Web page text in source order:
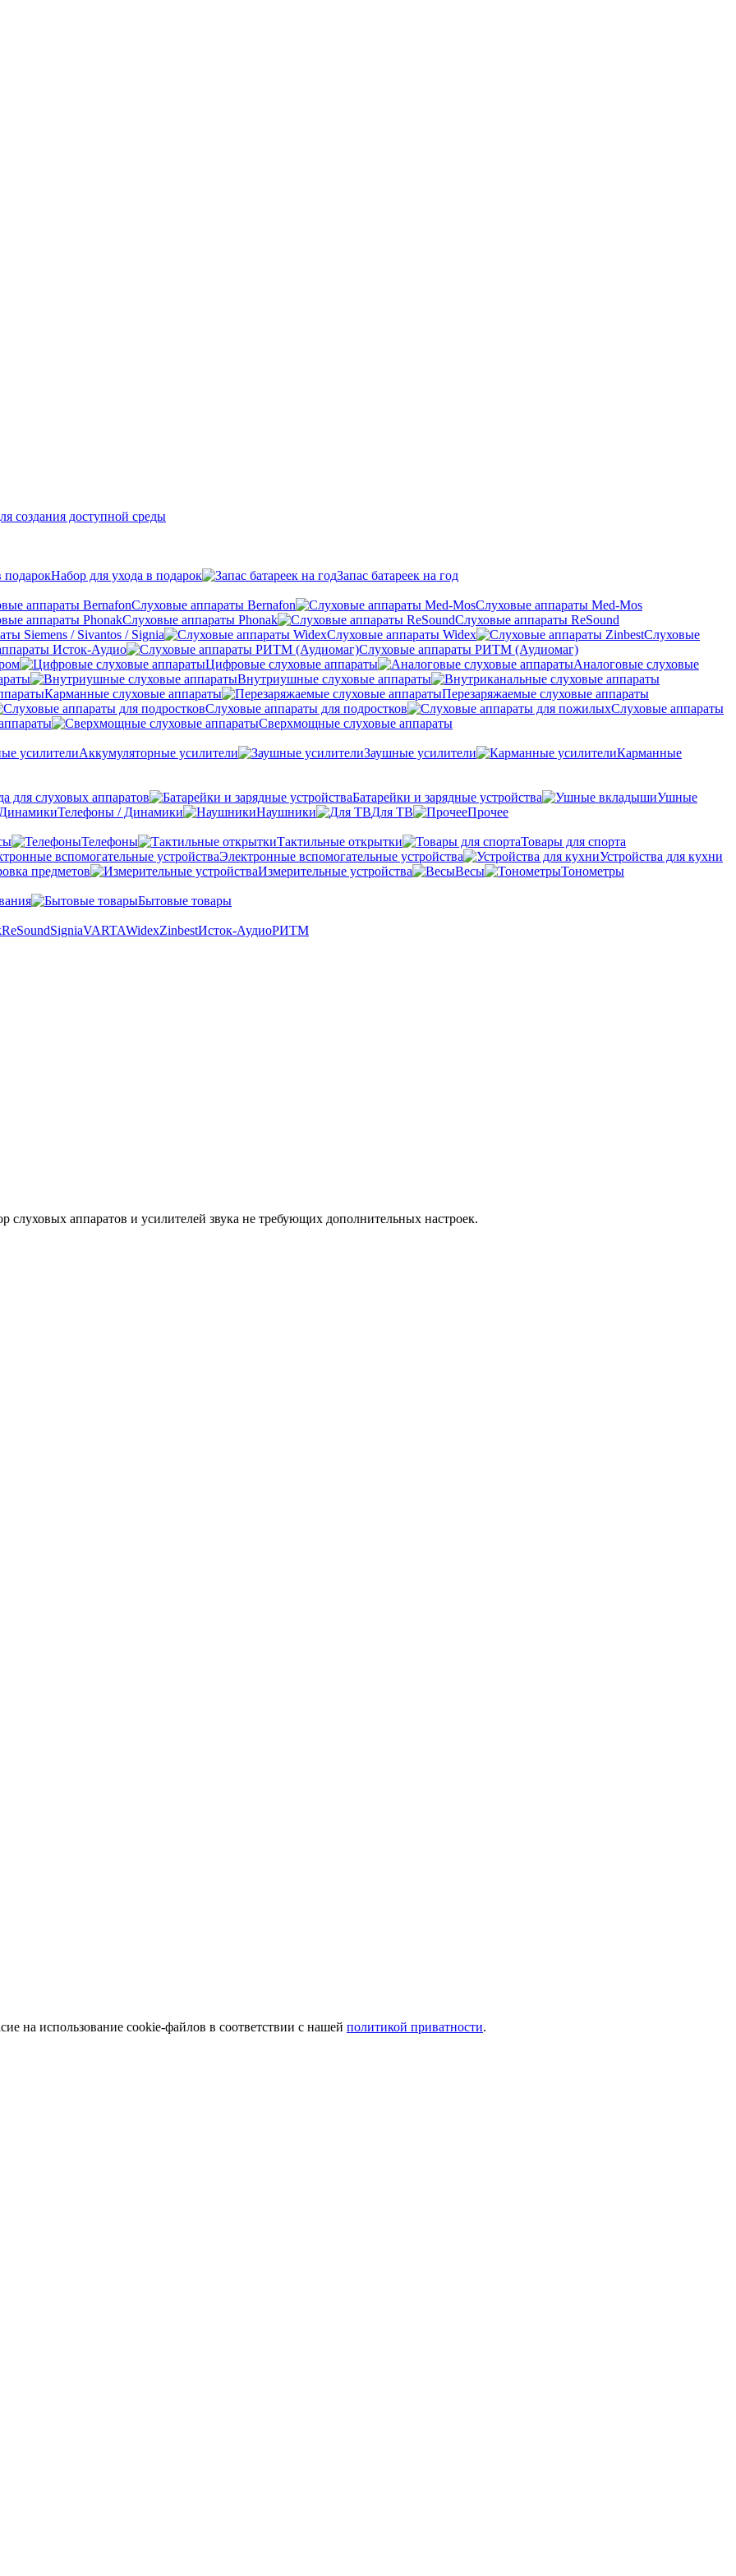
создания доступной среды
Набор для ухода в подарок Запас батареек на год
Слуховые аппараты Bernafon
Слуховые аппараты Med-Mos
Слуховые аппараты Phonak
Слуховые аппараты ReSound
Siemens / Sivantos / Signia
Слуховые аппараты Widex
Слуховые
Исток-Аудио
Слуховые аппараты РИТМ (Аудиомаг)
Цифровые слуховые аппараты
Аналоговые слуховые
Внутриушные слуховые аппараты
Карманные слуховые аппараты
Перезаряжаемые слуховые аппараты
Слуховые аппараты для подростков
Слуховые аппараты
Сверхмощные слуховые аппараты
Аккумуляторные усилители Заушные усилители Карманные
для слуховых аппаратов Батарейки и зарядные устройства
Ушные
Телефоны / Динамики
Наушники Для ТВ Прочее
Телефоны Тактильные открытки
Товары для спорта
Электронные вспомогательные устройства
Устройства для кухни
предметов
Измерительные устройства Весы Тонометры
Бытовые товары
ReSoundSigniaVARTAWidexZinbestИсток-АудиоРИТМ
аппаратов и усилителей звука не требующих дополнительных настроек.
на использование cookie-файлов в соответствии с нашей политикой приватности.